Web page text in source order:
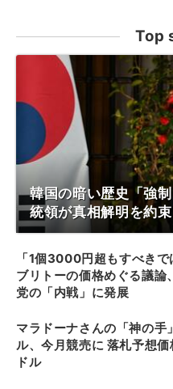
Top
韓国の暗い歴史「強
統領が真相解明を約束
「1個3000円超もすべきで
ブリトーの価格めぐる議論
党の「内戦」に発展
マラドーナさんの「神の手
ル、今月競売に 落札予想価
ドル